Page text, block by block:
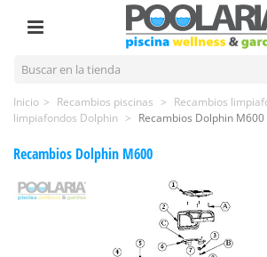
Inicio > Recambios piscinas > Recambios
limpiafondos Dolphin > Recambios Dolphin M600
Recambios Dolphin M600